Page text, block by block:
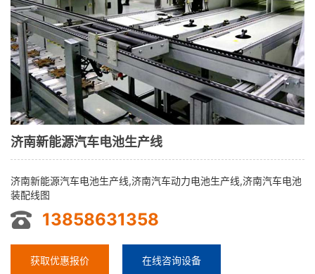
济南新能源汽车电池生产线
济南新能源汽车电池生产线,济南汽车动力电池生产线,济南汽车电池
装配线图
13858631358
获取优惠报价 在线咨询设备